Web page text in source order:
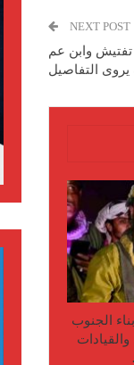
NEXT POST
وابن عم
يروى التفاصيل
الجنوب